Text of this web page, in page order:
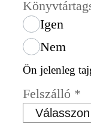
Igen
Nem
Ön jelenleg
Felszálló *